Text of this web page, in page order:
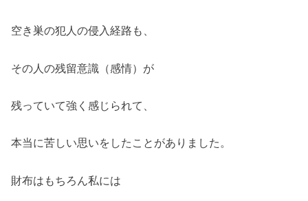
空き巣の犯人の侵入経路も、
その人の残留意識（感情）が
残っていて強く感じられて、
本当に苦しい思いをしたことがありました。
財布はもちろん私には